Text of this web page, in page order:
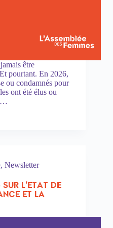
être
pourtant. En 2026,
ou condamnés pour
ont été élus ou
, Newsletter
L’ETAT DE
ET LA